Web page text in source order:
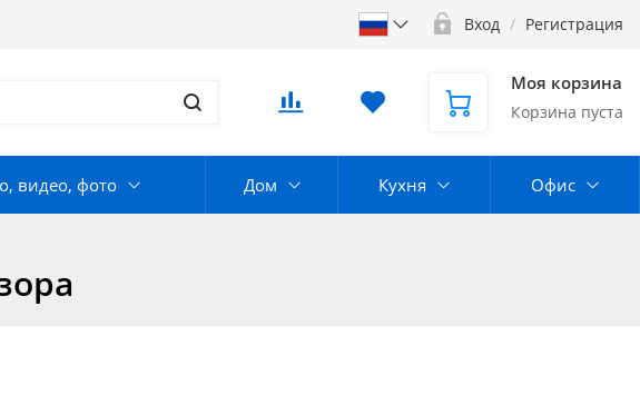
Вход / Регистрация
Моя корзина
Корзина пуста
видео, фото Дом Кухня Офис